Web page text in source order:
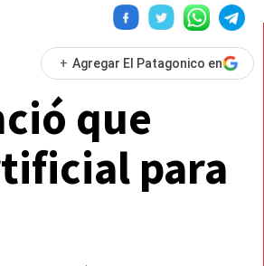
+ Agregar El Patagonico en
que
para